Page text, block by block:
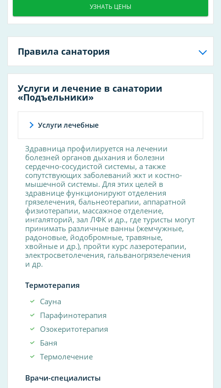
УЗНАТЬ ЦЕНЫ
Правила санатория
Услуги и лечение в санатории
«Подъельники»
Услуги лечебные
Здравница профилируется на лечении
болезней органов дыхания и болезни
сердечно-сосудистой системы, а также
сопутствующих заболеваний жкт и костно-
мышечной системы. Для этих целей в
здравнице функционируют отделения
грязелечения, бальнеотерапии, аппаратной
физиотерапии, массажное отделение,
ингаляторий, зал ЛФК и др., где туристы могут
принимать различные ванны (жемчужные,
радоновые, йодобромные, травяные,
хвойные и др.), пройти курс лазеротерапии,
электросветолечения, гальваногрязелечения
и др.
Термотерапия
Сауна
Парафинотерапия
Озокеритотерапия
Баня
Термолечение
Врачи-специалисты